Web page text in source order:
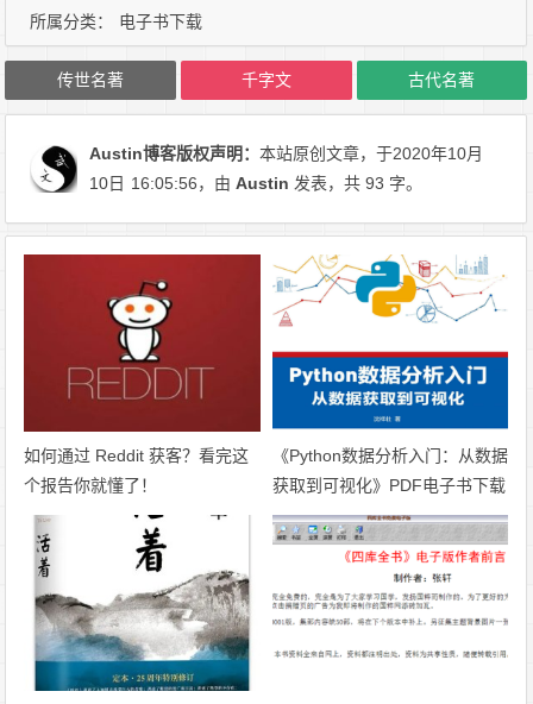
所属分类： 电子书下载
传世名著 千字文 古代名著
Austin博客版权声明：本站原创文章，于2020年10月
10日 16:05:56，由Austin 发表，共 93 字。
如何通过 Reddit 获客？看完这
个报告你就懂了！
《Python数据分析入门：从数据
获取到可视化》PDF电子书下载